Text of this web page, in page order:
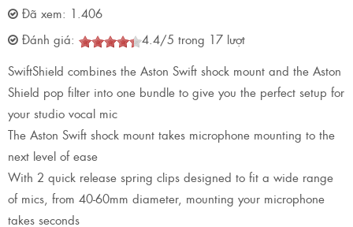
Đã xem: 1.406
Đánh giá:
4.4/5 trong 17 lượt
SwiftShield combines the Aston Swift shock mount and the Aston
Shield pop filter into one bundle to give you the perfect setup for
your studio vocal mic
The Aston Swift shock mount takes microphone mounting to the
next level of ease
With 2 quick release spring clips designed to fit a wide range
of mics, from 40-60mm diameter, mounting your microphone
takes seconds